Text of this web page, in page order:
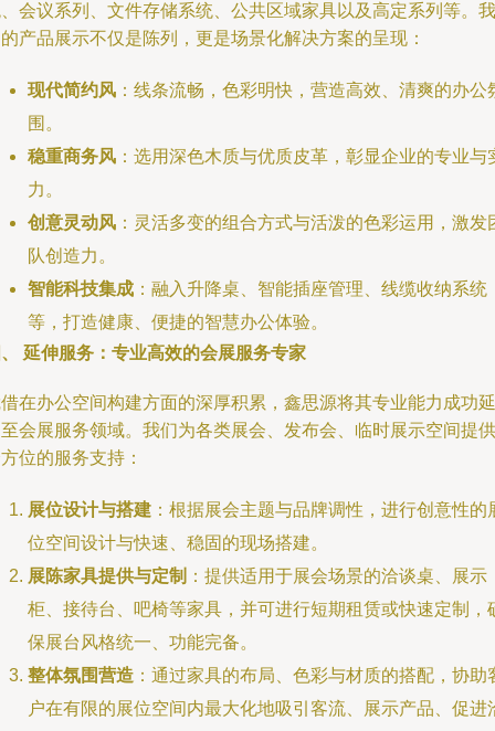
会议系列、文件存储系统、公共区域家具以及高定系列等。我
产品展示不仅是陈列，更是场景化解决方案的呈现：
现代简约风 ：线条流畅，色彩明快，营造高效、清爽的办公
围。
稳重商务风 ：选用深色木质与优质皮革，彰显企业的专业与
力。
创意灵动风 ：灵活多变的组合方式与活泼的色彩运用，激发
队创造力。
智能科技集成 ：融入升降桌、智能插座管理、线缆收纳系统
等，打造健康、便捷的智慧办公体验。
延伸服务：专业高效的会展服务专家
在办公空间构建方面的深厚积累，鑫思源将其专业能力成功延
会展服务领域。我们为各类展会、发布会、临时展示空间提供
位的服务支持：
展位设计与搭建 ：根据展会主题与品牌调性，进行创意性的
位空间设计与快速、稳固的现场搭建。
展陈家具提供与定制 ：提供适用于展会场景的洽谈桌、展示
柜、接待台、吧椅等家具，并可进行短期租赁或快速定制，
保展台风格统一、功能完备。
整体氛围营造 ：通过家具的布局、色彩与材质的搭配，协助
户在有限的展位空间内最大化地吸引客流、展示产品、促进